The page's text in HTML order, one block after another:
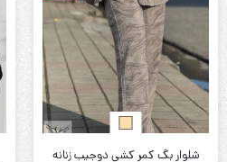
شلوار بگ کمر کشی دوجیب زنانه